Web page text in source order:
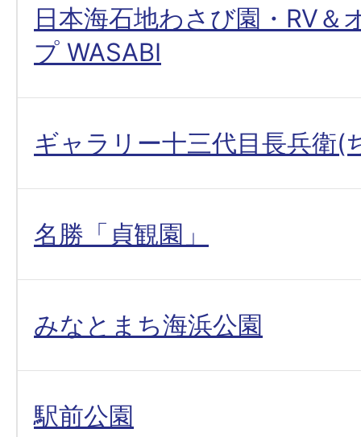
日本海石地わさび園・RV＆
プ WASABI
ギャラリー十三代目長兵衛(
名勝「貞観園」
みなとまち海浜公園
駅前公園